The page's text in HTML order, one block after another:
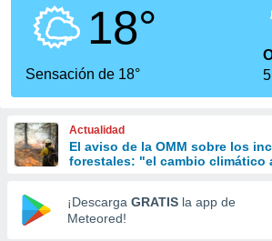
calidad.
a este
las
y
forma
digital
basada
18°
Sensación de 18°
5
Actualidad
El aviso de la OMM sobre los
forestales: "el cambio climático
¡Descarga GRATIS la app de
Meteored!